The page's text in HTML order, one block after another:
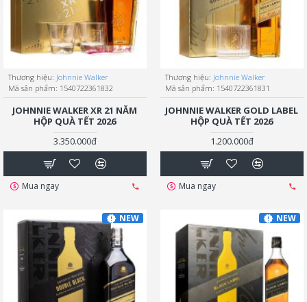
Thương hiệu: Johnnie Walker
Mã sản phẩm: 1540722361832
JOHNNIE WALKER XR 21 NĂM
HỘP QUÀ TẾT 2026
3.350.000đ
Mua ngay
Thương hiệu: Johnnie Walker
Mã sản phẩm: 1540722361831
JOHNNIE WALKER GOLD LABEL
HỘP QUÀ TẾT 2026
1.200.000đ
Mua ngay
NEW NEW